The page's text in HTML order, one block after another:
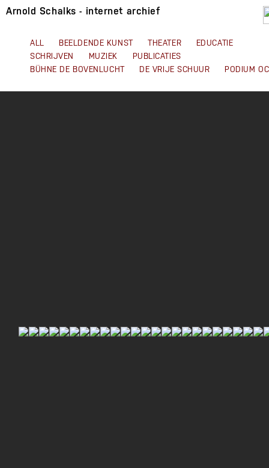
Arnold Schalks - internet archief
ALL BEELDENDE KUNST THEATER
EDUCATIE
SCHRIJVEN
MUZIEK
PUBLICATIES
BÜHNE DE BOVENLUCHT
DE VRIJE SCHUUR PODIUM